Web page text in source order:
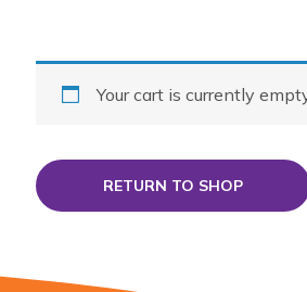
Your cart is currently
RETURN TO SHOP